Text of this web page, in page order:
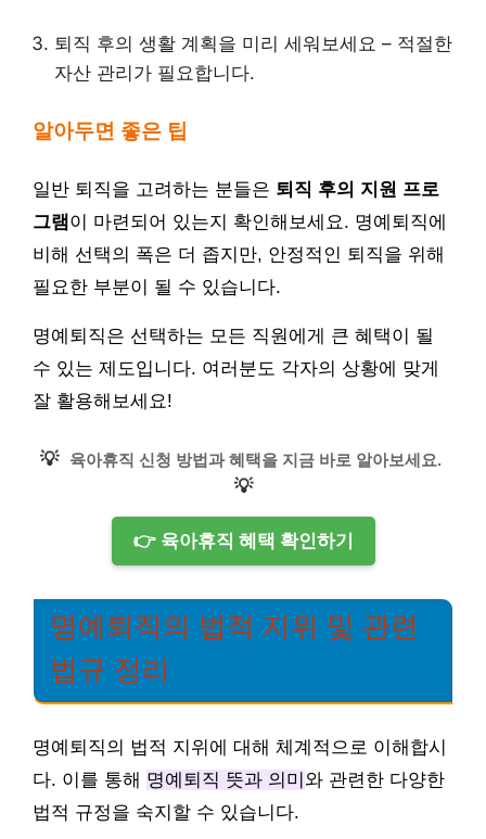
퇴직 후의 생활 계획을 미리 세워보세요 – 적절한
자산 관리가 필요합니다.
알아두면 좋은 팁
일반 퇴직을 고려하는 분들은 퇴직 후의 지원 프로
그램이 마련되어 있는지 확인해보세요. 명예퇴직에
비해 선택의 폭은 더 좁지만, 안정적인 퇴직을 위해
필요한 부분이 될 수 있습니다.
명예퇴직은 선택하는 모든 직원에게 큰 혜택이 될
수 있는 제도입니다. 여러분도 각자의 상황에 맞게
잘 활용해보세요!
💡 육아휴직 신청 방법과 혜택을 지금 바로 알아보세요.
💡
👉 육아휴직 혜택 확인하기
명예퇴직의 법적 지위 및 관련
법규 정리
명예퇴직의 법적 지위에 대해 체계적으로 이해합시
다. 이를 통해 명예퇴직 뜻과 의미 와 관련한 다양한
법적 규정을 숙지할 수 있습니다.